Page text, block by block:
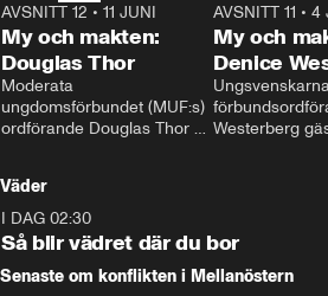
26:27
AVSNITT 12 • 11 JUNI
My och makten:
Douglas Thor
Moderata
ungdomsförbundet (MUF:s)
ordförande Douglas Thor
tonårsutvisningarna och hur
Moderaterna ska locka
väljare till valet i höst.
AVSNITT 11 •4
My och
Denice
Westerberg
Väder
I DAG 02:30
Så blir vädret där du bor
Senaste om konflikten i Mellanöstern